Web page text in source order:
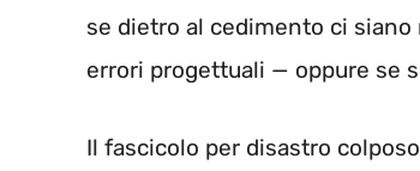
se dietro al cedimento ci
errori progettuali — oppure se
Il fascicolo per disastro